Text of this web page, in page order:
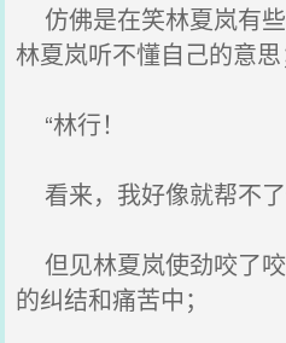
仿佛是在笑林夏岚有
林夏岚听不懂自己的意思
“林行！
看来，我好像就帮不
但见林夏岚使劲咬了
的纠结和痛苦中；